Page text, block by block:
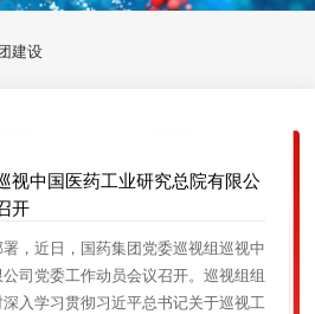
建设
视中国医药工业研究总院有限公
开
，近日，国药集团党委巡视组巡视中
司党委工作动员会议召开。巡视组组
入学习贯彻习近平总书记关于巡视工